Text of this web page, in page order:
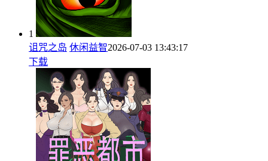
1
诅咒之岛 休闲益智2026-07-03 13:43:17
下载